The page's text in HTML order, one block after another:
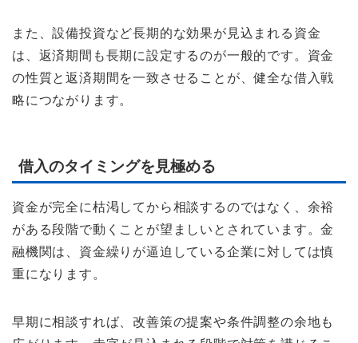
また、設備投資など長期的な効果が見込まれる資金
は、返済期間も長期に設定するのが一般的です。資金
の性質と返済期間を一致させることが、健全な借入戦
略につながります。
借入のタイミングを見極める
資金が完全に枯渇してから相談するのではなく、余裕
がある段階で動くことが望ましいとされています。金
融機関は、資金繰りが逼迫している企業に対しては慎
重になります。
早期に相談すれば、改善策の提案や条件調整の余地も